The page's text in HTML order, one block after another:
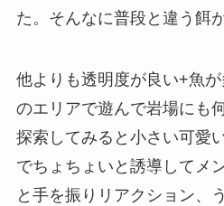
た。そんなに普段と違う餌
他よりも透明度が良い+魚
のエリアで遊んで岩場にも
探索してみると小さい可愛
でちょちょいと誘導してメ
と手を振りリアクション、